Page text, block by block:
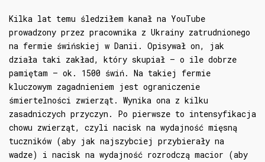
Kilka lat temu śledziłem kanał na YouTube
prowadzony przez pracownika z Ukrainy zatrudnionego
na fermie świńskiej w Danii. Opisywał on, jak
działa taki zakład, który skupiał – o ile dobrze
pamiętam – ok. 1500 świń. Na takiej fermie
kluczowym zagadnieniem jest ograniczenie
śmiertelności zwierząt. Wynika ona z kilku
zasadniczych przyczyn. Po pierwsze to intensyfikacja
chowu zwierząt, czyli nacisk na wydajność mięsną
tuczników (aby jak najszybciej przybierały na
wadze) i nacisk na wydajność rozrodczą macior (aby